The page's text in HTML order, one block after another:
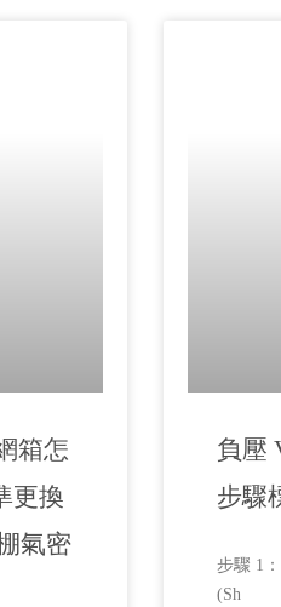
箱怎
更換
氣密
負壓
步驟
步驟 1
(Sh